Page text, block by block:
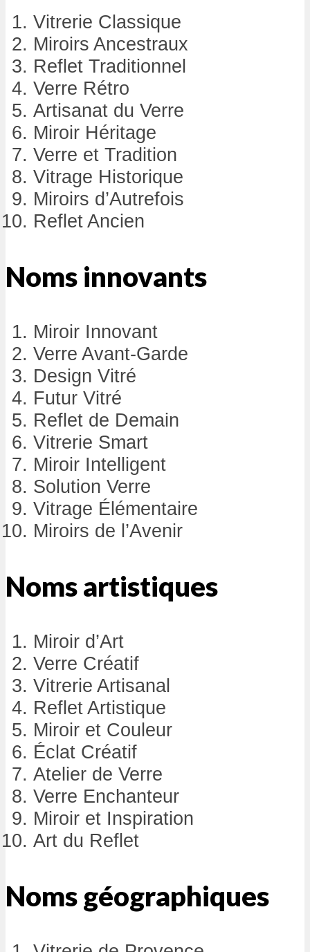
Vitrerie Classique
Miroirs Ancestraux
Reflet Traditionnel
Verre Rétro
Artisanat du Verre
Miroir Héritage
Verre et Tradition
Vitrage Historique
Miroirs d’Autrefois
Reflet Ancien
Noms innovants
Miroir Innovant
Verre Avant-Garde
Design Vitré
Futur Vitré
Reflet de Demain
Vitrerie Smart
Miroir Intelligent
Solution Verre
Vitrage Élémentaire
Miroirs de l’Avenir
Noms artistiques
Miroir d’Art
Verre Créatif
Vitrerie Artisanal
Reflet Artistique
Miroir et Couleur
Éclat Créatif
Atelier de Verre
Verre Enchanteur
Miroir et Inspiration
Art du Reflet
Noms géographiques